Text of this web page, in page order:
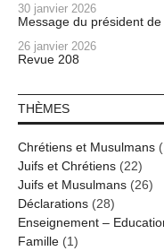
30 janvier 2026
Message du président
26 janvier 2026
Revue 208
THÈMES
Chrétiens et Musulmans
Juifs et Chrétiens (22)
Juifs et Musulmans (26)
Déclarations (28)
Enseignement –
Famille (1)